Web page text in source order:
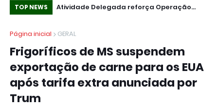
TOP NEWS
Atividade Delegada reforça Operação
51% dos brasileiros têm visão negativa de
Página inicial
GERAL
Frigoríficos de MS suspendem
exportação de carne para os EUA
após tarifa extra anunciada por
Trum